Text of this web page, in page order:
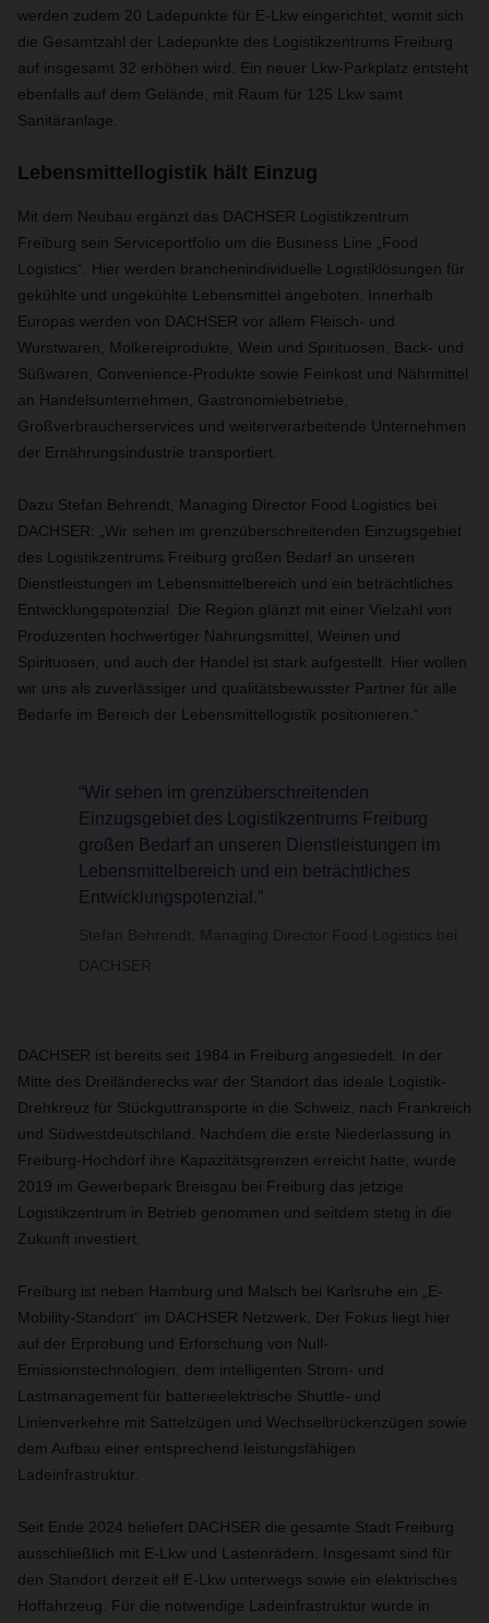
werden zudem 20 Ladepunkte für E-Lkw eingerichtet, womit sich
die Gesamtzahl der Ladepunkte des Logistikzentrums Freiburg
auf insgesamt 32 erhöhen wird. Ein neuer Lkw-Parkplatz entsteht
ebenfalls auf dem Gelände, mit Raum für 125 Lkw samt
Sanitäranlage.
Lebensmittellogistik hält Einzug
Mit dem Neubau ergänzt das DACHSER Logistikzentrum
Freiburg sein Serviceportfolio um die Business Line „Food
Logistics“. Hier werden branchenindividuelle Logistiklösungen für
gekühlte und ungekühlte Lebensmittel angeboten. Innerhalb
Europas werden von DACHSER vor allem Fleisch- und
Wurstwaren, Molkereiprodukte, Wein und Spirituosen, Back- und
Süßwaren, Convenience-Produkte sowie Feinkost und Nährmittel
an Handelsunternehmen, Gastronomiebetriebe,
Großverbraucherservices und weiterverarbeitende Unternehmen
der Ernährungsindustrie transportiert.
Dazu Stefan Behrendt, Managing Director Food Logistics bei
DACHSER: „Wir sehen im grenzüberschreitenden Einzugsgebiet
des Logistikzentrums Freiburg großen Bedarf an unseren
Dienstleistungen im Lebensmittelbereich und ein beträchtliches
Entwicklungspotenzial. Die Region glänzt mit einer Vielzahl von
Produzenten hochwertiger Nahrungsmittel, Weinen und
Spirituosen, und auch der Handel ist stark aufgestellt. Hier wollen
wir uns als zuverlässiger und qualitätsbewusster Partner für alle
Bedarfe im Bereich der Lebensmittellogistik positionieren.“
“Wir sehen im grenzüberschreitenden
Einzugsgebiet des Logistikzentrums Freiburg
großen Bedarf an unseren Dienstleistungen im
Lebensmittelbereich und ein beträchtliches
Entwicklungspotenzial.”
Stefan Behrendt, Managing Director Food Logistics bei
DACHSER
DACHSER ist bereits seit 1984 in Freiburg angesiedelt. In der
Mitte des Dreiländerecks war der Standort das ideale Logistik-
Drehkreuz für Stückguttransporte in die Schweiz, nach Frankreich
und Südwestdeutschland. Nachdem die erste Niederlassung in
Freiburg-Hochdorf ihre Kapazitätsgrenzen erreicht hatte, wurde
2019 im Gewerbepark Breisgau bei Freiburg das jetzige
Logistikzentrum in Betrieb genommen und seitdem stetig in die
Zukunft investiert.
Freiburg ist neben Hamburg und Malsch bei Karlsruhe ein „E-
Mobility-Standort“ im DACHSER Netzwerk. Der Fokus liegt hier
auf der Erprobung und Erforschung von Null-
Emissionstechnologien, dem intelligenten Strom- und
Lastmanagement für batterieelektrische Shuttle- und
Linienverkehre mit Sattelzügen und Wechselbrückenzügen sowie
dem Aufbau einer entsprechend leistungsfähigen
Ladeinfrastruktur.
Seit Ende 2024 beliefert DACHSER die gesamte Stadt Freiburg
ausschließlich mit E-Lkw und Lastenrädern. Insgesamt sind für
den Standort derzeit elf E-Lkw unterwegs sowie ein elektrisches
Hoffahrzeug. Für die notwendige Ladeinfrastruktur wurde in